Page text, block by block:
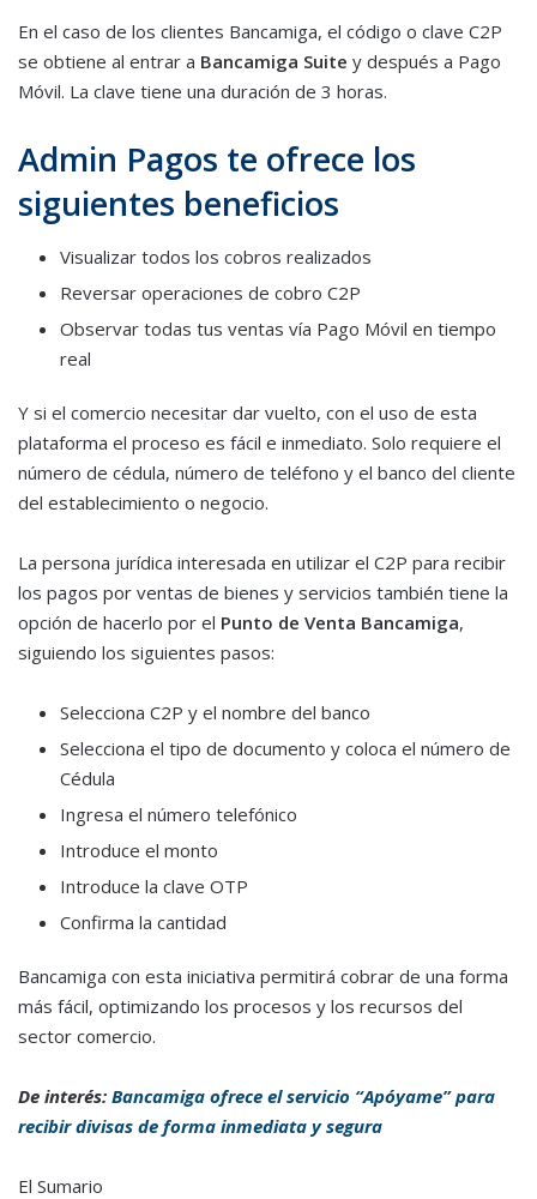
En el caso de los clientes Bancamiga, el código o clave C2P
se obtiene al entrar a Bancamiga Suite y después a Pago
Móvil. La clave tiene una duración de 3 horas.
Admin Pagos te ofrece los
siguientes beneficios
Visualizar todos los cobros realizados
Reversar operaciones de cobro C2P
Observar todas tus ventas vía Pago Móvil en tiempo
real
Y si el comercio necesitar dar vuelto, con el uso de esta
plataforma el proceso es fácil e inmediato. Solo requiere el
número de cédula, número de teléfono y el banco del cliente
del establecimiento o negocio.
La persona jurídica interesada en utilizar el C2P para recibir
los pagos por ventas de bienes y servicios también tiene la
opción de hacerlo por el Punto de Venta Bancamiga,
siguiendo los siguientes pasos:
Selecciona C2P y el nombre del banco
Selecciona el tipo de documento y coloca el número de
Cédula
Ingresa el número telefónico
Introduce el monto
Introduce la clave OTP
Confirma la cantidad
Bancamiga con esta iniciativa permitirá cobrar de una forma
más fácil, optimizando los procesos y los recursos del
sector comercio.
De interés: Bancamiga ofrece el servicio “Apóyame” para
recibir divisas de forma inmediata y segura
El Sumario